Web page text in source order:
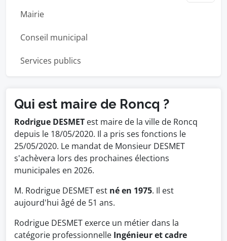
Mairie
Conseil municipal
Services publics
Qui est maire de Roncq ?
Rodrigue DESMET est maire de la ville de Roncq
depuis le 18/05/2020. Il a pris ses fonctions le
25/05/2020. Le mandat de Monsieur DESMET
s'achèvera lors des prochaines élections
municipales en 2026.
M. Rodrigue DESMET est né en 1975. Il est
aujourd'hui âgé de 51 ans.
Rodrigue DESMET exerce un métier dans la
catégorie professionnelle Ingénieur et cadre